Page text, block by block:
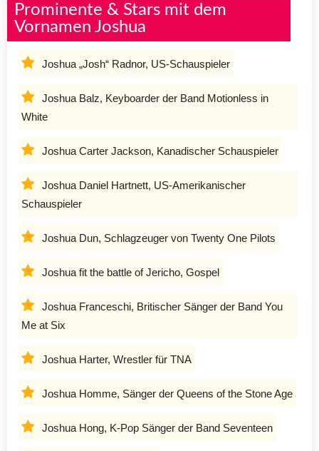
Prominente & Stars mit dem
Vornamen Joshua
Joshua „Josh“ Radnor, US-Schauspieler
Joshua Balz, Keyboarder der Band Motionless in
White
Joshua Carter Jackson, Kanadischer Schauspieler
Joshua Daniel Hartnett, US-Amerikanischer
Schauspieler
Joshua Dun, Schlagzeuger von Twenty One Pilots
Joshua fit the battle of Jericho, Gospel
Joshua Franceschi, Britischer Sänger der Band You
Me at Six
Joshua Harter, Wrestler für TNA
Joshua Homme, Sänger der Queens of the Stone Age
Joshua Hong, K-Pop Sänger der Band Seventeen